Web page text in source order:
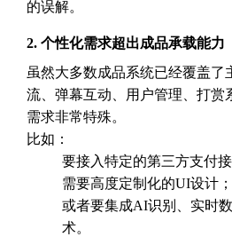
的误解。
2. 个性化需求超出成品承载能力
虽然大多数成品系统已经覆盖了
流、弹幕互动、用户管理、打赏
需求非常特殊。
比如：
要接入特定的第三方支付接
需要高度定制化的UI设计；
或者要集成AI识别、实时
术。